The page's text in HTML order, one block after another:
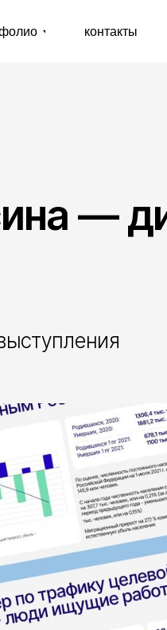
контакты
—